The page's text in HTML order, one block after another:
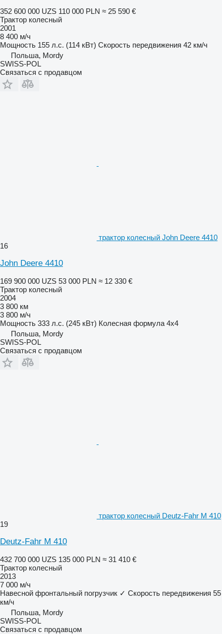
352 600 000 UZS 110 000 PLN ≈ 25 590 €
Трактор колесный
2001
8 400 м/ч
Мощность 155 л.с. (114 кВт) Скорость передвижения 42 км/ч
Польша, Mordy
SWISS-POL
Связаться с продавцом
трактор колесный John Deere 4410
16
John Deere 4410
169 900 000 UZS 53 000 PLN ≈ 12 330 €
Трактор колесный
2004
3 800 км
3 800 м/ч
Мощность 333 л.с. (245 кВт) Колесная формула 4x4
Польша, Mordy
SWISS-POL
Связаться с продавцом
трактор колесный Deutz-Fahr M 410
19
Deutz-Fahr M 410
432 700 000 UZS 135 000 PLN ≈ 31 410 €
Трактор колесный
2013
7 000 м/ч
Навесной фронтальный погрузчик ✓ Скорость передвижения 55
км/ч
Польша, Mordy
SWISS-POL
Связаться с продавцом